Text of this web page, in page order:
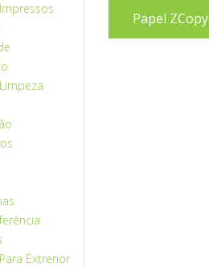
Extrerior
Papel ZCopy